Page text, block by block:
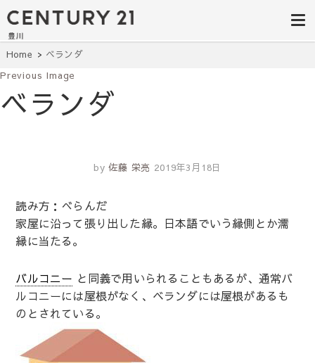
豊田市の中古
住宅・土地・
リノベ物件探
し｜センチュ
リー21豊川
建て・土地探しはセンチュリー21豊
川へ。豊田市内の最新物件情報を随
時更新中！駅近、建築条件無し、ペ
ット可、学区別など、お客様のこだ
単検索。
Home ベランダ
Previous Image
ベランダ
by 佐藤 栄亮 2019年3月18日
読み方：べらんだ
家屋に沿って張り出した縁。日本語でいう縁側とか濡
縁に当たる。
バルコニー と同義で用いられることもあるが、通常バ
ルコニーには屋根がなく、ベランダには屋根があるも
のとされている。